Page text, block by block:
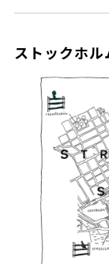
ストックホ